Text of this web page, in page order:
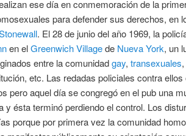
ese día en conmemoración de la
para defender sus derechos, en
. El 28 de junio del año 1969, la
en elGreenwich Villagede Nueva York, un
entre la comunidadgay, transexuales,
etc. Las redadas policiales contra ellos
pero aquel día se congregó en el pub una
y ésta terminó perdiendo el control. Los
porque por primera vez la comunidad